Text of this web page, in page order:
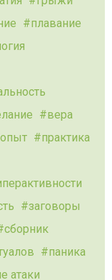
плавание
вера
опыт
практика
заговоры
сборник
паника
атаки